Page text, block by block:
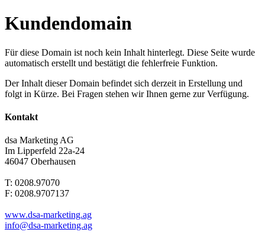
Kundendomain
Für diese Domain ist noch kein Inhalt hinterlegt. Diese Seite wurde
automatisch erstellt und bestätigt die fehlerfreie Funktion.
Der Inhalt dieser Domain befindet sich derzeit in Erstellung und
folgt in Kürze. Bei Fragen stehen wir Ihnen gerne zur Verfügung.
Kontakt
dsa Marketing AG
Im Lipperfeld 22a-24
46047 Oberhausen
T: 0208.97070
F: 0208.9707137
www.dsa-marketing.ag
info@dsa-marketing.ag